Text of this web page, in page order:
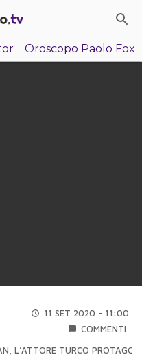
Oroscopo Paolo Fox
11 SET 2020 - 11:00
COMMENTI
L’ATTORE TURCO